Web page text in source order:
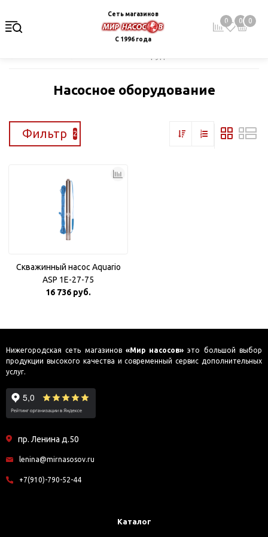
Сеть магазинов
С 1996 года
0 0 0
Насосное оборудование
Фильтр 2
Скважинный насос Aquario
ASP 1E-27-75
16 736 руб.
Нижегородская сеть магазинов «Мир насосов» это большой выбор
продукции высокого качества и современный сервис дополнительных
услуг.
пр. Ленина д.50
lenina@mirnasosov.ru
+7(910)-790-52-44
Каталог